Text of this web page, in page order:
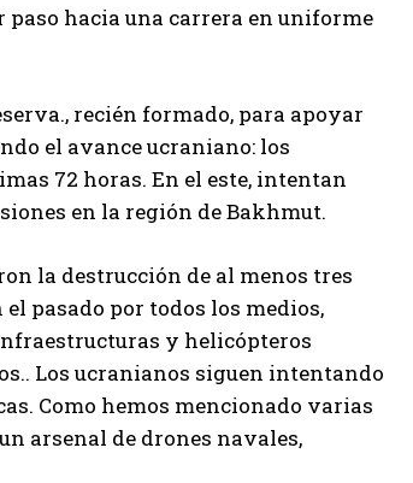
hacia una carrera en uniforme
, recién formado, para apoyar
el avance ucraniano: los
72 horas. En el este, intentan
en la región de Bakhmut.
la destrucción de al menos tres
pasado por todos los medios,
y helicópteros
. Los ucranianos siguen intentando
Como hemos mencionado varias
arsenal de drones navales,